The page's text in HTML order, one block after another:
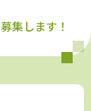
集します！